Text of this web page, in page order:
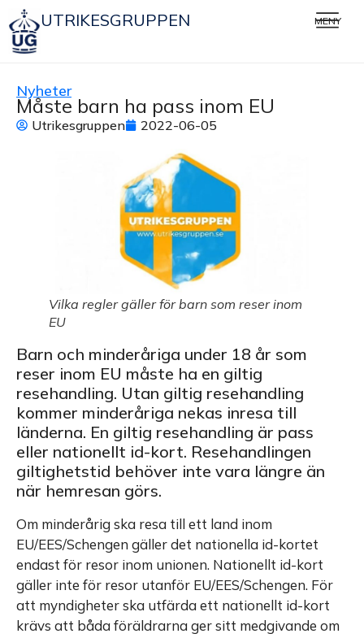
UTRIKESGRUPPEN MENY
Nyheter
Måste barn ha pass inom EU
Utrikesgruppen 2022-06-05
Vilka regler gäller för barn som reser inom
EU
Barn och minderåriga under 18 år som
reser inom EU måste ha en giltig
resehandling. Utan giltig resehandling
kommer minderåriga nekas inresa till
länderna. En giltig resehandling är pass
eller nationellt id-kort. Resehandlingen
giltighetstid behöver inte vara längre än
när hemresan görs.
Om minderårig ska resa till ett land inom
EU/EES/Schengen gäller det nationella id-kortet
endast för resor inom unionen. Nationellt id-kort
gäller inte för resor utanför EU/EES/Schengen. För
att myndigheter ska utfärda ett nationellt id-kort
krävs att båda föräldrarna ger sitt medgivande om